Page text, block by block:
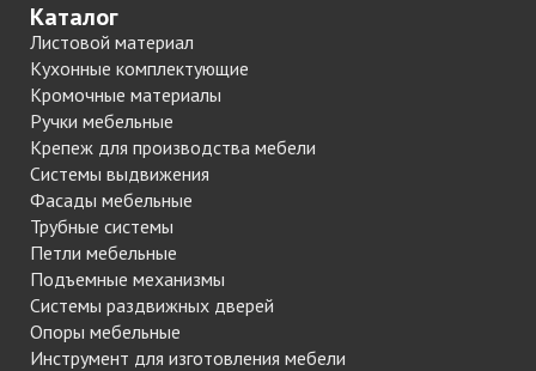
Каталог
Листовой материал
Кухонные комплектующие
Кромочные материалы
Ручки мебельные
Крепеж для производства мебели
Системы выдвижения
Фасады мебельные
Трубные системы
Петли мебельные
Подъемные механизмы
Системы раздвижных дверей
Опоры мебельные
Инструмент для изготовления мебели